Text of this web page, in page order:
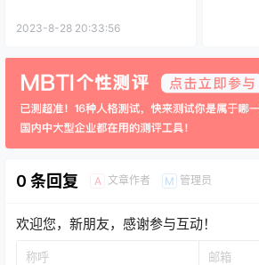
2023-8-28 20:33:56
0 条回复 A 文章作者 M 管理员
欢迎您，新朋友，感谢参与互动！